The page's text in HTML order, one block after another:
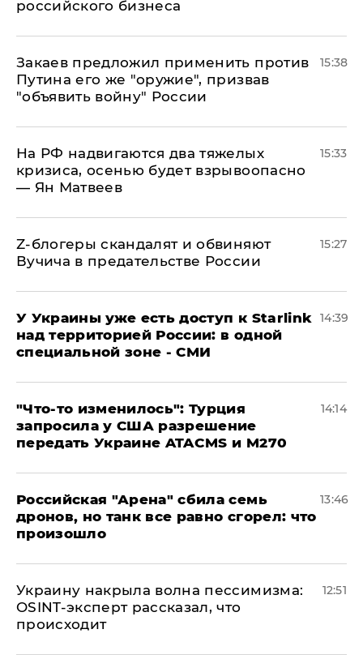
российского бизнеса
Закаев предложил применить против
Путина его же "оружие", призвав
"объявить войну" России
15:38
На РФ надвигаются два тяжелых
кризиса, осенью будет взрывоопасно
— Ян Матвеев
15:33
Z-блогеры скандалят и обвиняют
Вучича в предательстве России
15:27
У Украины уже есть доступ к Starlink
над территорией России: в одной
специальной зоне - СМИ
14:39
​"Что-то изменилось": Турция
запросила у США разрешение
передать Украине ATACMS и M270
14:14
​Российская "Арена" сбила семь
дронов, но танк все равно сгорел: что
произошло
13:46
​Украину накрыла волна пессимизма:
OSINT-эксперт рассказал, что
происходит
12:51